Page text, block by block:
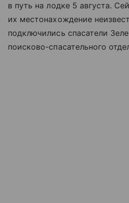
в путь на лодке 5 августа.
их местонахождение
подключились спасатели
поисково-спасательного